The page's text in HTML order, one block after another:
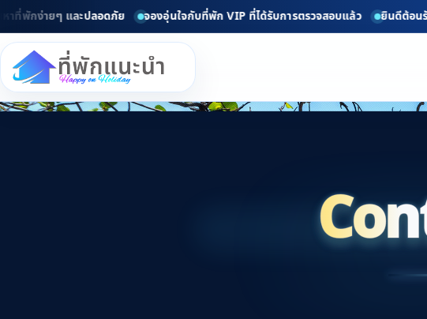
ายๆ และปลอดภัย จองอุ่นใจกับที่พัก VIP ที่ได้รับการตรวจสอบแล้ว ยินดีต้อนรับทุกท่